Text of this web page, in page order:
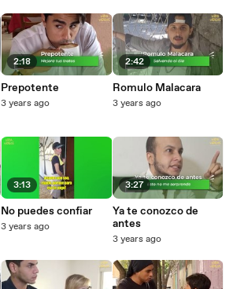
2:18
Prepotente
3 years ago
3:13
No puedes confiar
3 years ago
2:42
Romulo Malacara
3 years ago
3:27
Ya te conozco de
antes
3 years ago